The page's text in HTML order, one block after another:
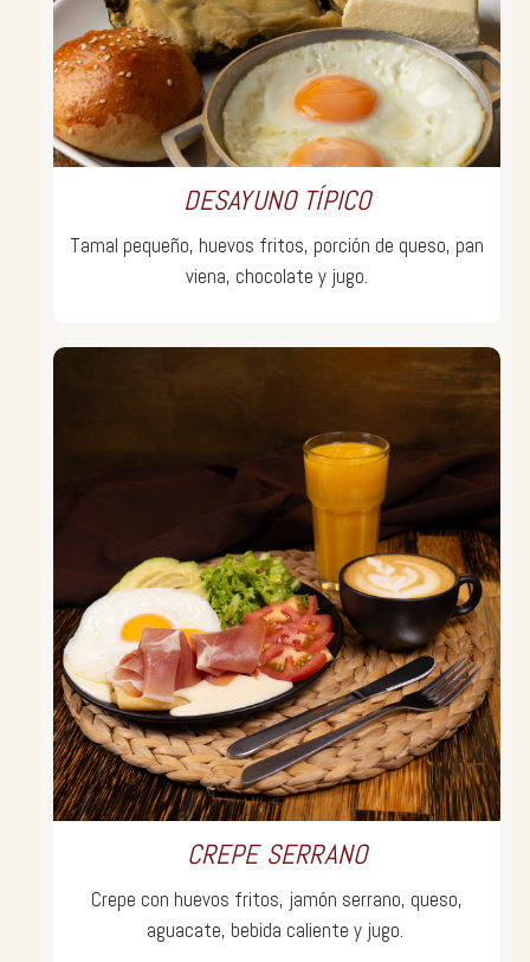
DESAYUNO TÍPICO
Tamal pequeño, huevos fritos, porción de queso, pan
viena, chocolate y jugo.
CREPE SERRANO
Crepe con huevos fritos, jamón serrano, queso,
aguacate, bebida caliente y jugo.